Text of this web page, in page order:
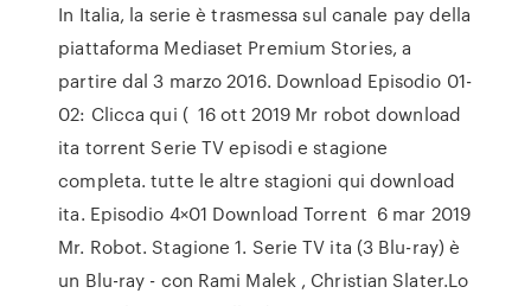
In Italia, la serie è trasmessa sul canale pay della
piattaforma Mediaset Premium Stories, a
partire dal 3 marzo 2016. Download Episodio 01-
02: Clicca qui ( 16 ott 2019 Mr robot download
ita torrent Serie TV episodi e stagione
completa. tutte le altre stagioni qui download
ita. Episodio 4×01 Download Torrent 6 mar 2019
Mr. Robot. Stagione 1. Serie TV ita (3 Blu-ray) è
un Blu-ray - con Rami Malek , Christian Slater.Lo